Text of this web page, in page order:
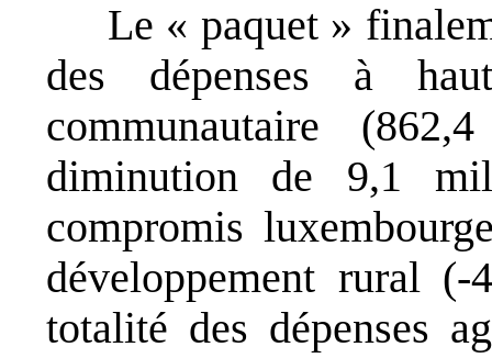
Le « paquet »
des dépenses à
communautaire
diminution de 9,1
compromis
développement rural
totalité des dépenses